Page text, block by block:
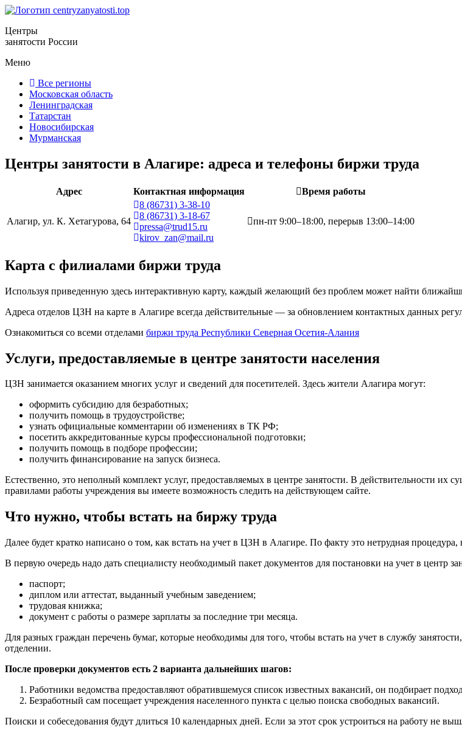
Центры
занятости России
Меню
Все регионы
Московская область
Ленинградская
Татарстан
Новосибирская
Мурманская
Центры занятости в Алагире: адреса и телефоны биржи труда
Адрес Контактная информация Время работы
Алагир, ул. К. Хетагурова, 64
8 (86731) 3-38-10
8 (86731) 3-18-67
pressa@trud15.ru
kirov_zan@mail.ru
пн-пт 9:00–18:00, перерыв 13:00–14:00
Карта с филиалами биржи труда
Используя приведенную здесь интерактивную карту, каждый желающий без проблем может найти
Адреса отделов ЦЗН на карте в Алагире всегда действительные — за обновлением контактных данных
Ознакомиться со всеми отделами биржи труда Республики Северная Осетия-Алания
Услуги, предоставляемые в центре занятости населения
ЦЗН занимается оказанием многих услуг и сведений для посетителей. Здесь жители Алагира могут:
оформить субсидию для безработных;
получить помощь в трудоустройстве;
узнать официальные комментарии об изменениях в ТК РФ;
посетить аккредитованные курсы профессиональной подготовки;
получить помощь в подборе профессии;
получить финансирование на запуск бизнеса.
Естественно, это неполный комплект услуг, предоставляемых в центре занятости. В действительности
правилами работы учреждения вы имеете возможность следить на действующем сайте.
Что нужно, чтобы встать на биржу труда
Далее будет кратко написано о том, как встать на учет в ЦЗН в Алагире. По факту это нетрудная
В первую очередь надо дать специалисту необходимый пакет документов для постановки на учет в центр
паспорт;
диплом или аттестат, выданный учебным заведением;
трудовая книжка;
документ с работы о размере зарплаты за последние три месяца.
Для разных граждан перечень бумаг, которые необходимы для того, чтобы встать на учет в службу
отделении.
После проверки документов есть 2 варианта дальнейших шагов:
Работники ведомства предоставляют обратившемуся список известных вакансий, он подбирает
Безработный сам посещает учреждения населенного пункта с целью поиска свободных вакансий.
Поиски и собеседования будут длиться 10 календарных дней. Если за этот срок устроиться на работу не